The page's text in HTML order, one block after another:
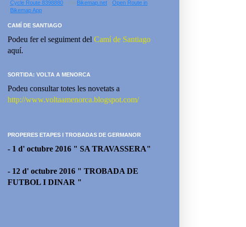
Cycle Route 8398880 - via Bikemap.net - Open Route in
Bikemap App
CAMÍ DE SANTIAGO
Podeu fer el seguiment del Camí de Santiago
aquí.
SORTIDA: VOLTA A MENORCA
Podeu consultar totes les novetats a
http://www.voltaamenorca.blogspot.com/
PROPERES ETAPES I TROBADAS DE GERMANOR
- 1 d' octubre 2016 " SA TRAVASSERA"
- 12 d' octubre 2016 " TROBADA DE
FUTBOL I DINAR "